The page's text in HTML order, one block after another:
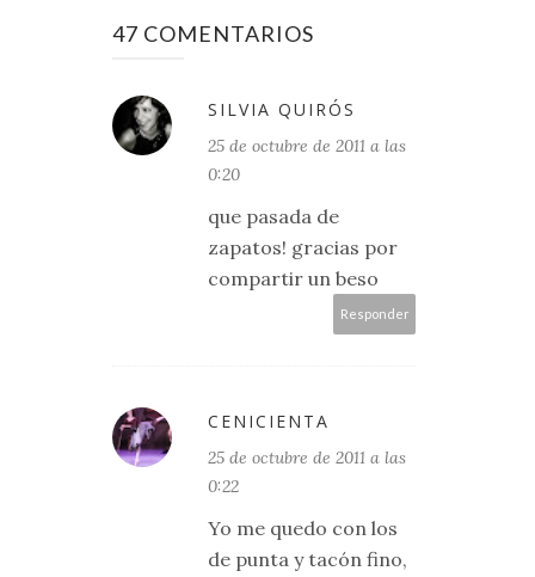
47 COMENTARIOS
SILVIA QUIRÓS
25 de octubre de 2011 a las
0:20
que pasada de
zapatos! gracias por
compartir un beso
Responder
CENICIENTA
25 de octubre de 2011 a las
0:22
Yo me quedo con los
de punta y tacón fino,